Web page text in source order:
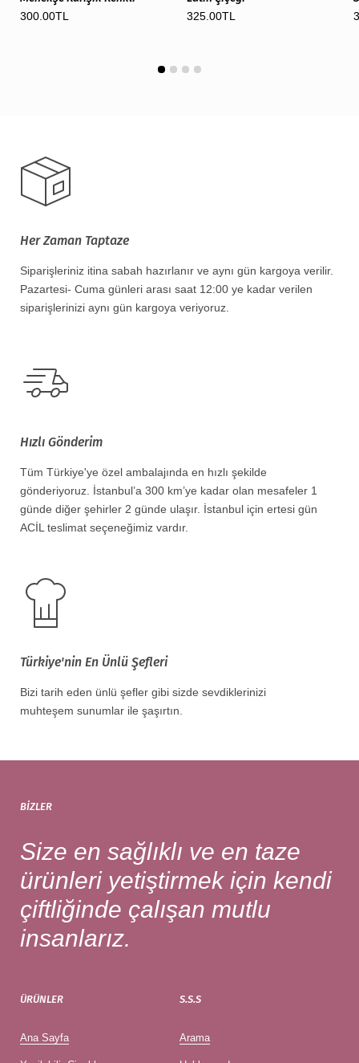
300.00TL 325.00TL
Her Zaman Taptaze
Siparişleriniz itina sabah hazırlanır ve aynı gün kargoya verilir.
Pazartesi- Cuma günleri arası saat 12:00 ye kadar verilen
siparişlerinizi aynı gün kargoya veriyoruz.
Hızlı Gönderim
Tüm Türkiye'ye özel ambalajında en hızlı şekilde
gönderiyoruz. İstanbul’a 300 km’ye kadar olan mesafeler 1
günde diğer şehirler 2 günde ulaşır. İstanbul için ertesi gün
ACİL teslimat seçeneğimiz vardır.
Türkiye'nin En Ünlü Şefleri
Bizi tarih eden ünlü şefler gibi sizde sevdiklerinizi
muhteşem sunumlar ile şaşırtın.
BIZLER
Size en sağlıklı ve en taze
ürünleri yetiştirmek için kendi
çiftliğinde çalışan mutlu
insanlarız.
ÜRÜNLER
Ana Sayfa
S.S.S
Arama